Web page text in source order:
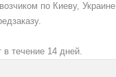
по Киеву, Украине
течение 14 дней.